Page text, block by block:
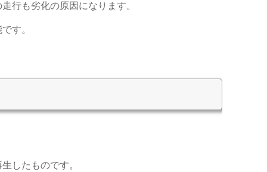
行も劣化の原因になります。
す。
したものです。